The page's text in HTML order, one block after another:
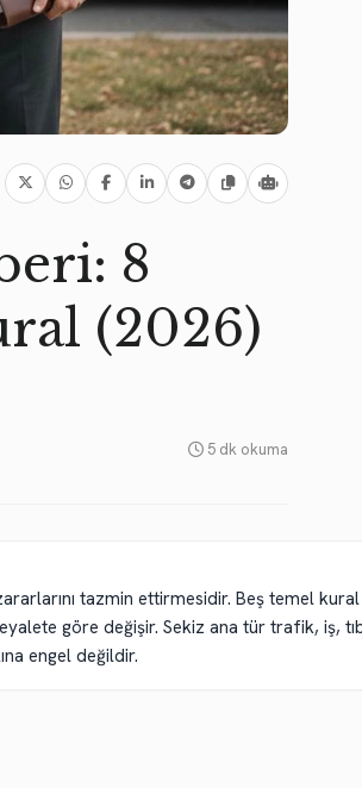
8
(2026)
5 dk okuma
tazmin ettirmesidir. Beş temel kural
göre değişir. Sekiz ana tür trafik, iş,
engel değildir.